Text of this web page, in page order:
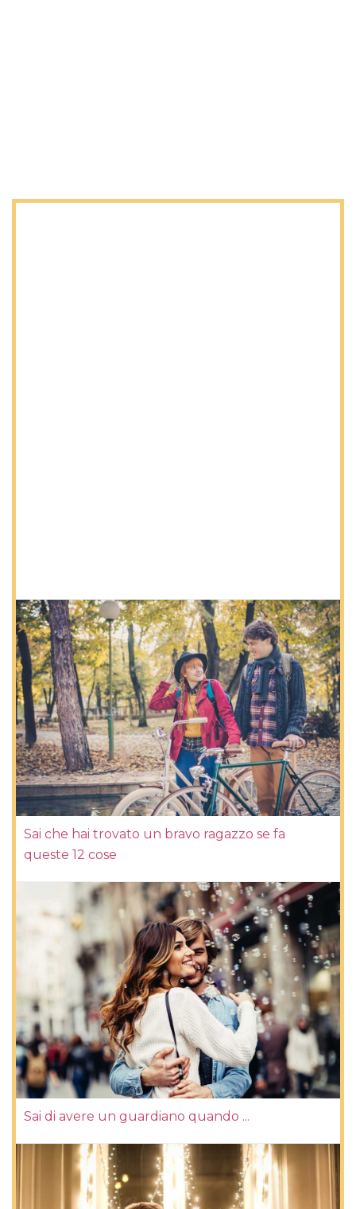
Sai che hai trovato un bravo ragazzo se fa
queste 12 cose
Sai di avere un guardiano quando ...